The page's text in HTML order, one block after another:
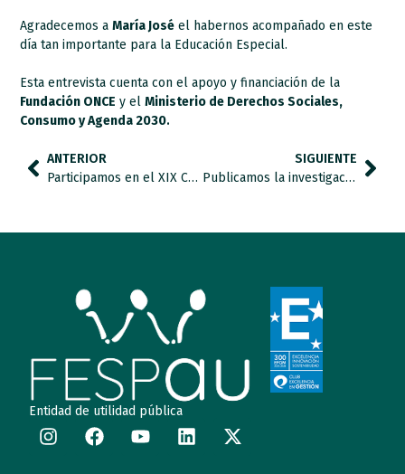
Agradecemos aMaría José el habernos acompañado en este
día tan importante para la Educación Especial.
Esta entrevista cuenta con el apoyo y financiación de la
Fundación ONCE y elMinisterio de Derechos Sociales,
Consumo y Agenda 2030.
ANTERIOR
Participamos en el XIX Congreso Europeo de Psicología.
SIGUIENTE
Publicamos la investigación “Escala para la detección de la ansiedad en personas autistas con necesidades de apoyo complejas”
Entidad de utilidad pública